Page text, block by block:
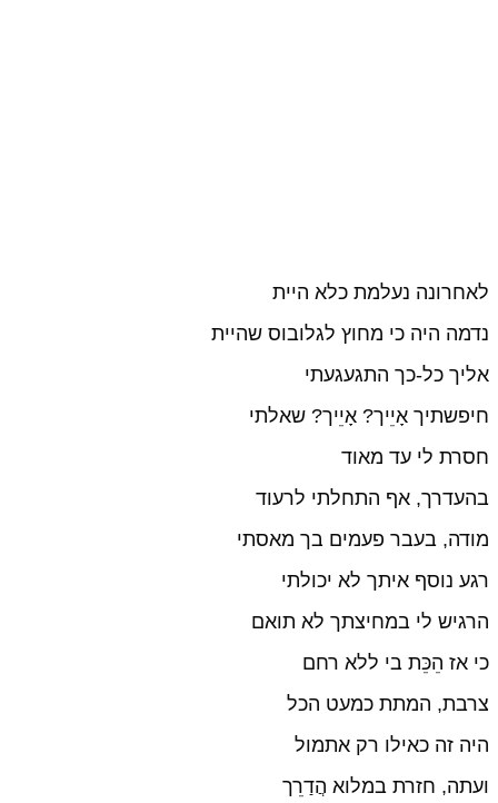
לאחרונה נעלמת כלא היית
נדמה היה כי מחוץ לגלובוס שהיית
אליך כל-כך התגעגעתי
חיפשתיך אָיֵיך? אָיֵיך? שאלתי
חסרת לי עד מאוד
בהעדרך, אף התחלתי לרעוד
מודה, בעבר פעמים בך מאסתי
רגע נוסף איתך לא יכולתי
הרגיש לי במחיצתך לא תואם
כי אז הֵכֵּת בי ללא רחם
צרבת, המתת כמעט הכל
היה זה כאילו רק אתמול
ועתה, חזרת במלוא הֲדַרֵך